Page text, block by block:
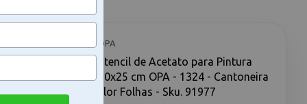
cm
OPA
Stencil de Acetato para Pintura
20x25 cm OPA - 1324 - Cantoneira
Flor Folhas - Sku. 91977